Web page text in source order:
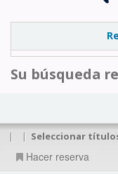
Su búsqueda
| | Seleccionar
Hacer reserva